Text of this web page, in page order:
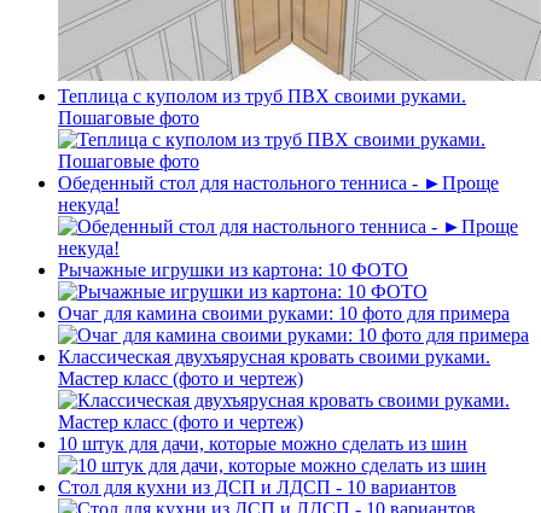
Теплица с куполом из труб ПВХ своими руками.
Пошаговые фото
Обеденный стол для настольного тенниса - ►Проще
некуда!
Рычажные игрушки из картона: 10 ФОТО
Очаг для камина своими руками: 10 фото для примера
Классическая двухъярусная кровать своими руками.
Мастер класс (фото и чертеж)
10 штук для дачи, которые можно сделать из шин
Стол для кухни из ДСП и ЛДСП - 10 вариантов